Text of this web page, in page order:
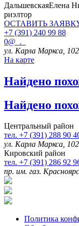
ДальшевскаяЕлена
риэлтор
ОСТАВИТЬ
+7 (391) 240 99 88
0@_._
ул. Карла Маркса,
На карте
Найдено
Найдено
Центральный район
тел. +7 (391) 288 90
ул. Карла Маркса,
Кировский район
тел. +7 (391) 286 92
пр. им. газ.
Политика